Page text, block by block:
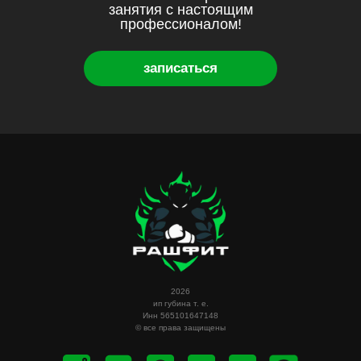
занятия с настоящим
профессионалом!
записаться
2026
ип губина т. е.
Инн 565101647148
© все права защищены